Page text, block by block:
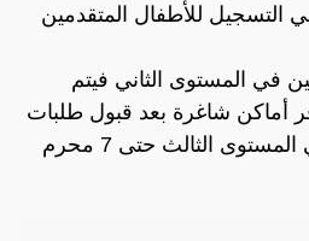
التسجيل للأطفال المتقدمين
في المستوى الثاني فيتم
أماكن شاغرة بعد قبول طلبات
جميع المتقدمين في المستوى الثالث حتى 7 محرم